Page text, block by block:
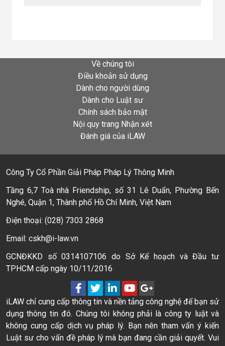
Về chúng tôi
Điều khoản sử dụng
Dành cho người dùng
Dành cho Luật sư
Chính sách bảo mật
Nội quy trang Nhận xét
Đánh giá của iLAW
Công Ty Cổ Phần Giải Pháp Pháp Lý Thông Minh
Tầng 6,7 Toà nhà Friendship, số 31 Lê Duẩn, Phường Bến
Nghé, Quận 1, Thành phố Hồ Chí Minh, Việt Nam
Điện thoại: (028) 7303 2868
Email: cskh@i-law.vn
GCNĐKKD số 0314107106 do Sở Kế hoạch và Đầu tư
TPHCM cấp ngày 10/11/2016
iLAW chỉ cung cấp thông tin và nền tảng công nghệ để bạn sử
dụng thông tin đó. Chúng tôi không phải là công ty luật và
không cung cấp dịch vụ pháp lý. Bạn nên tham vấn ý kiến
Luật sư cho vấn đề pháp lý mà bạn đang cần giải quyết. Vui